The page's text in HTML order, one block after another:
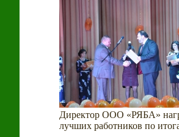
Директор ООО «РЯБА»
лучших работников по